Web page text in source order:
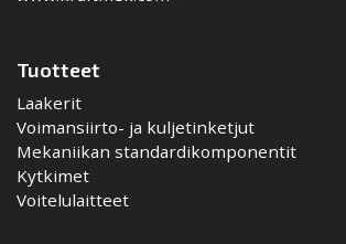
Tuotteet
Laakerit
Voimansiirto- ja kuljetinketjut
Mekaniikan standardikomponentit
Kytkimet
Voitelulaitteet